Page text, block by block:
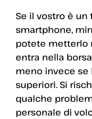
Se il vostro è un
smartphone,
potete metterlo
entra nella
meno invece
superiori. Si
qualche
personale di